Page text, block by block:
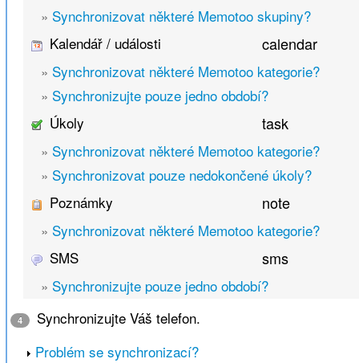
» Synchronizovat některé Memotoo skupiny?
Kalendář / události
calendar
» Synchronizovat některé Memotoo kategorie?
» Synchronizujte pouze jedno období?
Úkoly
task
» Synchronizovat některé Memotoo kategorie?
» Synchronizovat pouze nedokončené úkoly?
Poznámky
note
» Synchronizovat některé Memotoo kategorie?
SMS
sms
» Synchronizujte pouze jedno období?
4
Synchronizujte Váš telefon.
Problém se synchronizací?